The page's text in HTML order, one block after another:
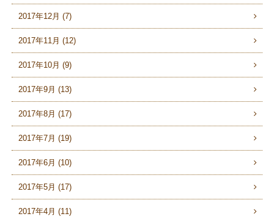
2017年12月 (7)
2017年11月 (12)
2017年10月 (9)
2017年9月 (13)
2017年8月 (17)
2017年7月 (19)
2017年6月 (10)
2017年5月 (17)
2017年4月 (11)